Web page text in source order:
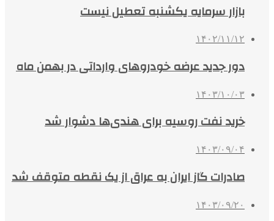
بازار سرمایه یکشنبه تعطیل نیست
۱۴۰۲/۱۱/۱۲
دور جدید عرضه خودروهای وارداتی در بهمن ماه
۱۴۰۳/۱۰/۰۳
خرید نفت روسیه برای هندی‌ها دشوار شد
۱۴۰۳/۰۹/۰۴
صادرات گاز ایران به عراق از یک نقطه متوقف شد
۱۴۰۳/۰۹/۲۰